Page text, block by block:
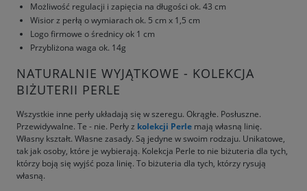
Możliwość regulacji i zapięcia na długości ok. 43 cm
Wisior z perłą o wymiarach ok. 5 cm x 1,5 cm
Logo firmowe o średnicy ok 1 cm
Przybliżona waga ok. 14g
NATURALNIE WYJĄTKOWE - KOLEKCJA
BIŻUTERII PERLE
Wszystkie inne perły układają się w szeregu. Okrągłe. Posłuszne.
Przewidywalne. Te - nie. Perły z kolekcji Perle mają własną linię.
Własny kształt. Własne zasady. Są jedyne w swoim rodzaju. Unikatowe,
tak jak osoby, które je wybierają. Kolekcja Perle to nie biżuteria dla tych,
którzy boją się wyjść poza linię. To biżuteria dla tych, którzy rysują
własną.